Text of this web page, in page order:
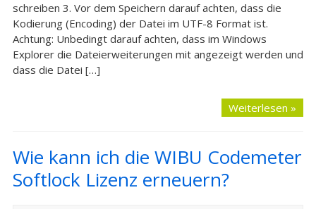
schreiben 3. Vor dem Speichern darauf achten, dass die
Kodierung (Encoding) der Datei im UTF-8 Format ist.
Achtung: Unbedingt darauf achten, dass im Windows
Explorer die Dateierweiterungen mit angezeigt werden und
dass die Datei […]
Weiterlesen »
Wie kann ich die WIBU Codemeter
Softlock Lizenz erneuern?